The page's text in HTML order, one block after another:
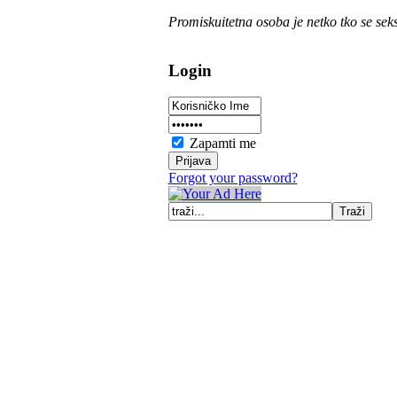
Promiskuitetna osoba je netko tko se
Login
Zapamti me
Forgot your password?